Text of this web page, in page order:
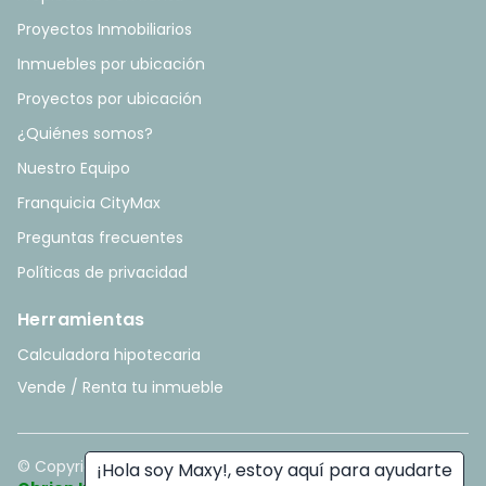
¡Hola soy Maxy!, estoy aquí para ayudarte
Proyectos Inmobiliarios
Inmuebles por ubicación
Proyectos por ubicación
¿Quiénes somos?
Nuestro Equipo
Franquicia CityMax
Preguntas frecuentes
Políticas de privacidad
Herramientas
Calculadora hipotecaria
Vende / Renta tu inmueble
© Copyright2026. All rights reserved. - Hecho con ❤️ por